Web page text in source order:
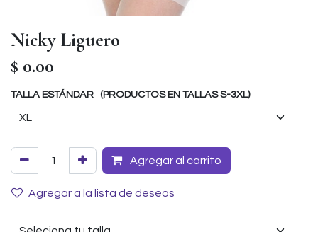
Nicky Liguero
$ 0.00
TALLA ESTÁNDAR (PRODUCTOS EN TALLAS S-3XL)
Agregar al carrito
Agregar a la lista de deseos